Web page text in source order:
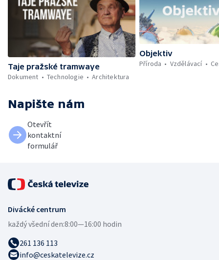
Taje pražské tramwaye
Dokument
Technologie Architektura
Objektiv
Příroda
Vzdělávací
Napište nám
Otevřít
kontaktní
formulář
Divácké centrum
každý všední den:8:00—16:00 hodin
261 136 113
info@ceskatelevize.cz